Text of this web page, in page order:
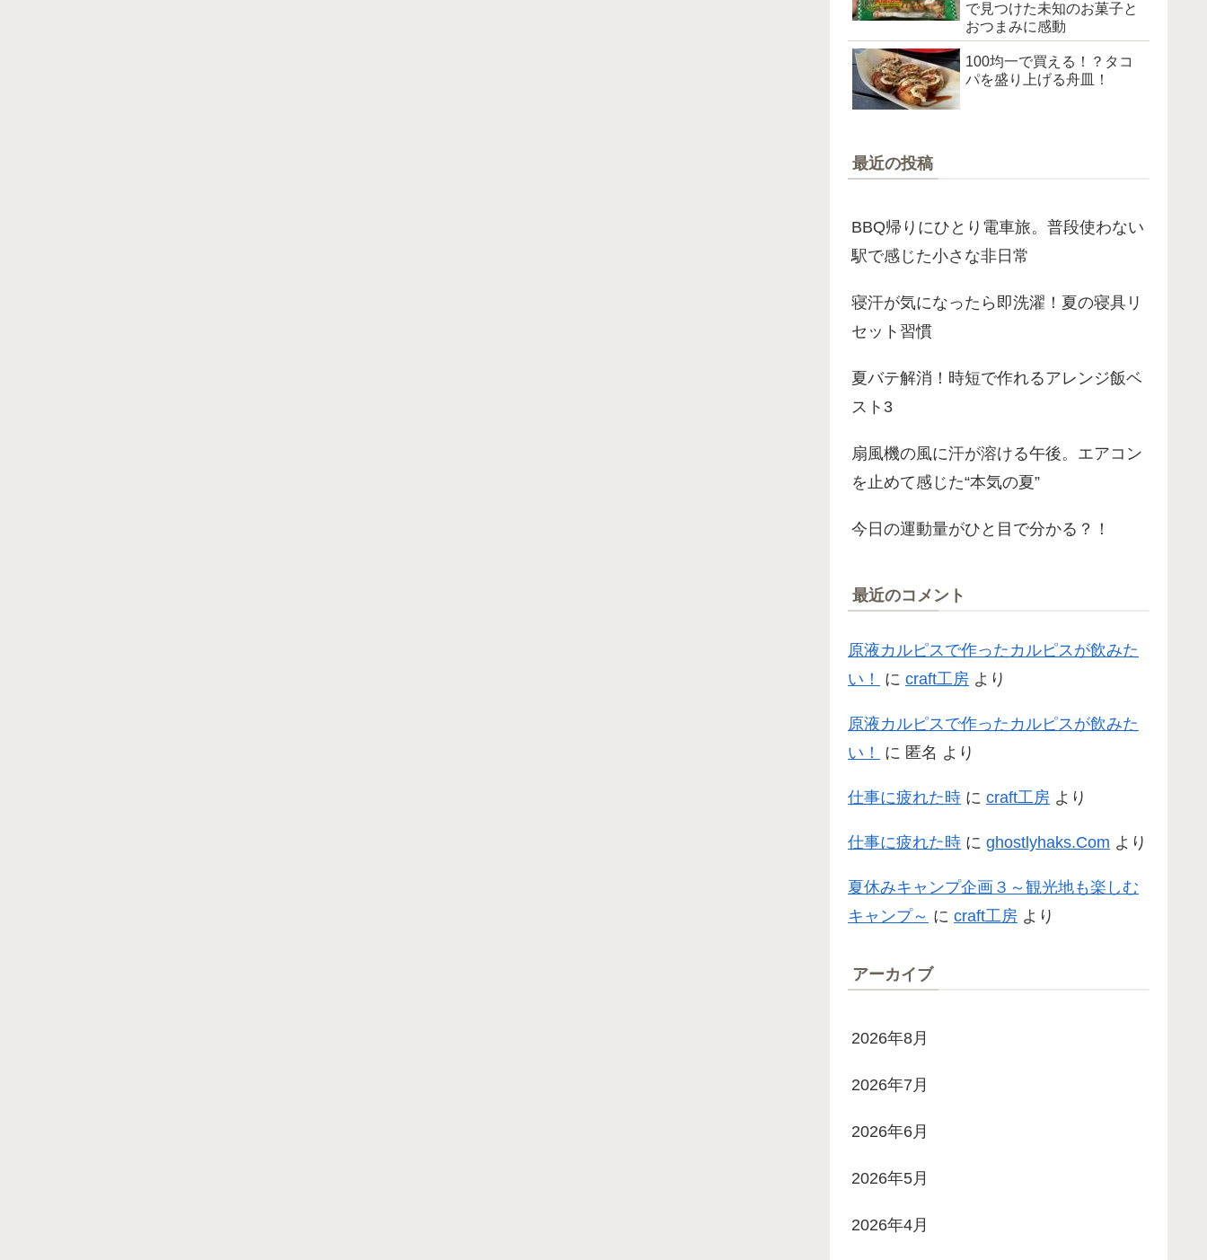
で見つけた未知のお菓子と
おつまみに感動
100均一で買える！？タコ
パを盛り上げる舟皿！
最近の投稿
BBQ帰りにひとり電車旅。普段使わない
駅で感じた小さな非日常
寝汗が気になったら即洗濯！夏の寝具リ
セット習慣
夏バテ解消！時短で作れるアレンジ飯ベ
スト3
扇風機の風に汗が溶ける午後。エアコン
を止めて感じた“本気の夏”
今日の運動量がひと目で分かる？！
最近のコメント
原液カルピスで作ったカルピスが飲みた
い！
に craft工房 より
原液カルピスで作ったカルピスが飲みた
い！
に 匿名 より
仕事に疲れた時 に craft工房 より
仕事に疲れた時 に ghostlyhaks.Com より
夏休みキャンプ企画３～観光地も楽しむ
キャンプ～ に craft工房 より
アーカイブ
2026年8月
2026年7月
2026年6月
2026年5月
2026年4月